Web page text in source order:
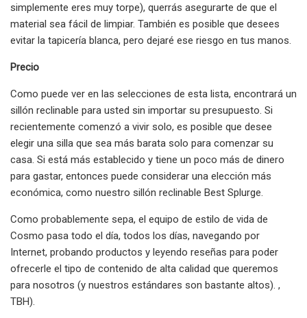
simplemente eres muy torpe), querrás asegurarte de que el
material sea fácil de limpiar. También es posible que desees
evitar la tapicería blanca, pero dejaré ese riesgo en tus manos.
Precio
Como puede ver en las selecciones de esta lista, encontrará un
sillón reclinable para usted sin importar su presupuesto. Si
recientemente comenzó a vivir solo, es posible que desee
elegir una silla que sea más barata solo para comenzar su
casa. Si está más establecido y tiene un poco más de dinero
para gastar, entonces puede considerar una elección más
económica, como nuestro sillón reclinable Best Splurge.
Como probablemente sepa, el equipo de estilo de vida de
Cosmo pasa todo el día, todos los días, navegando por
Internet, probando productos y leyendo reseñas para poder
ofrecerle el tipo de contenido de alta calidad que queremos
para nosotros (y nuestros estándares son bastante altos). ,
TBH).